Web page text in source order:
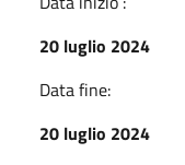
20 luglio 2024
Data fine:
20 luglio 2024